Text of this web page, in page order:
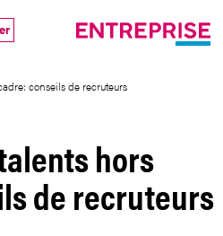
conseils de recruteurs
hors
de recruteurs